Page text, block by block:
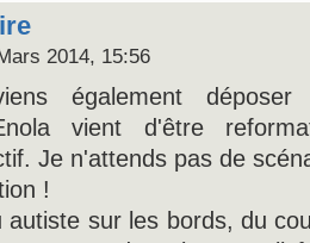
2014, 15:56
également
vient d'être
Je n'attends pas de
!
autiste sur les bords, du